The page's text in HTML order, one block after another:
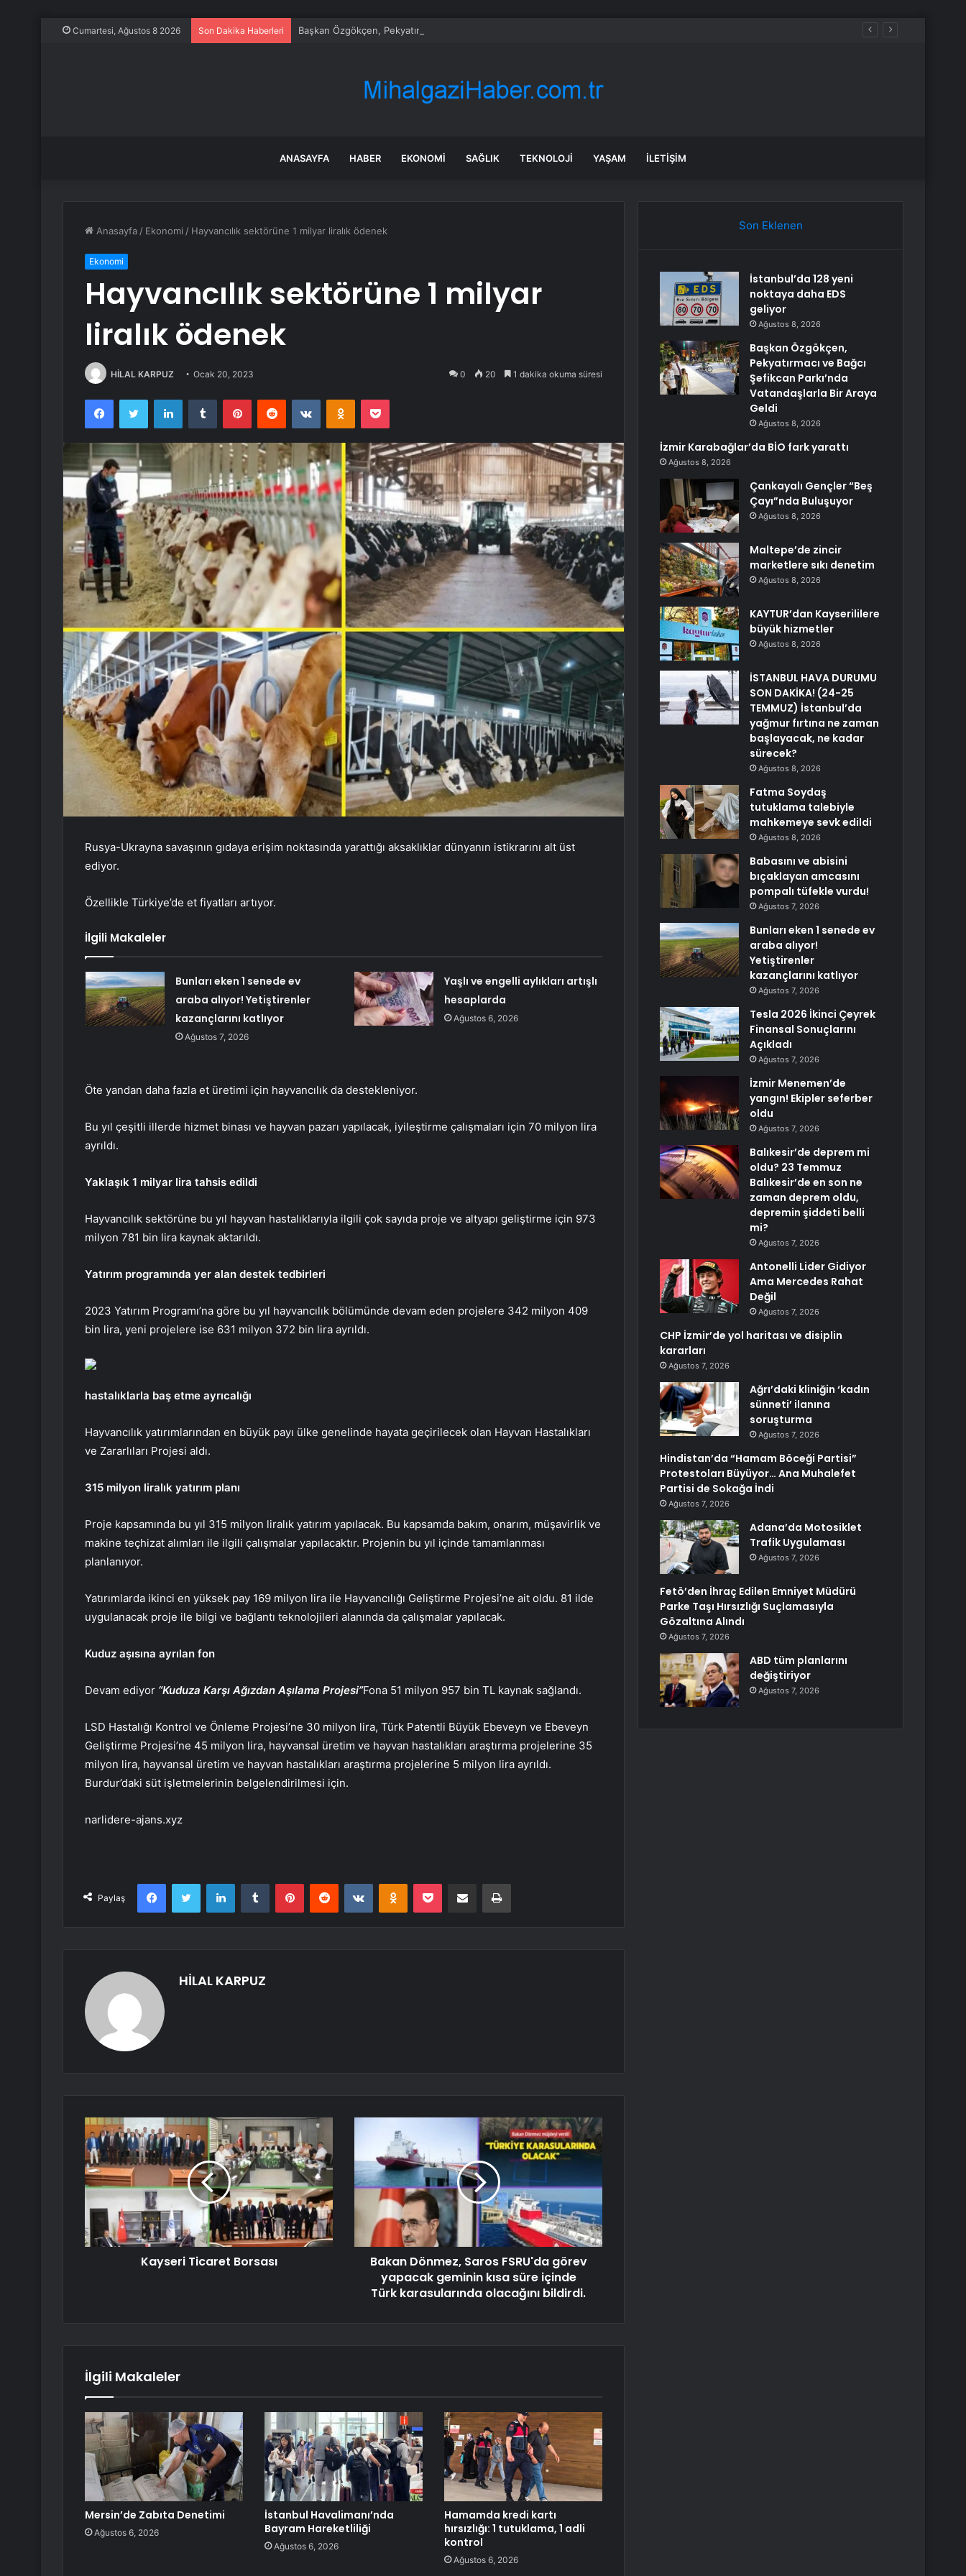
Cumartesi, Ağustos 8 2026 Son Dakika Haberleri Başkan Özgökçen, Pekyatırmacı ve Bağcı Şefikcan Parkı’nda Vatandaşlarla Bir Araya Geldi
ANASAYFA HABER EKONOMI SAĞLIK TEKNOLOJI YAŞAM İLETIŞIM
Anasayfa / Ekonomi / Hayvancılık sektörüne 1 milyar liralık ödenek
Ekonomi
Hayvancılık sektörüne 1 milyar
liralık ödenek
HİLAL KARPUZ Ocak 20, 2023 0 20 1 dakika okuma süresi
FacebookTwitter LinkedInTumblr PinterestReddit VKontakteOdnoklassniki
Pocket
Rusya-Ukrayna savaşının gıdaya erişim noktasında yarattığı aksaklıklar dünyanın istikrarını alt üst
ediyor.
Özellikle Türkiye’de et fiyatları artıyor.
İlgili Makaleler
Bunları eken 1 senede ev
araba alıyor! Yetiştirenler
kazançlarını katlıyor
Ağustos 7, 2026
Yaşlı ve engelli aylıkları artışlı
hesaplarda
Ağustos 6, 2026
Öte yandan daha fazla et üretimi için hayvancılık da destekleniyor.
Bu yıl çeşitli illerde hizmet binası ve hayvan pazarı yapılacak, iyileştirme çalışmaları için 70 milyon lira
ayrıldı.
Yaklaşık 1 milyar lira tahsis edildi
Hayvancılık sektörüne bu yıl hayvan hastalıklarıyla ilgili çok sayıda proje ve altyapı geliştirme için 973
milyon 781 bin lira kaynak aktarıldı.
Yatırım programında yer alan destek tedbirleri
2023 Yatırım Programı’na göre bu yıl hayvancılık bölümünde devam eden projelere 342 milyon 409
bin lira, yeni projelere ise 631 milyon 372 bin lira ayrıldı.
hastalıklarla baş etme ayrıcalığı
Hayvancılık yatırımlarından en büyük payı ülke genelinde hayata geçirilecek olan Hayvan Hastalıkları
ve Zararlıları Projesi aldı.
315 milyon liralık yatırım planı
Proje kapsamında bu yıl 315 milyon liralık yatırım yapılacak. Bu kapsamda bakım, onarım, müşavirlik ve
makine teçhizat alımları ile ilgili çalışmalar yapılacaktır. Projenin bu yıl içinde tamamlanması
planlanıyor.
Yatırımlarda ikinci en yüksek pay 169 milyon lira ile Hayvancılığı Geliştirme Projesi’ne ait oldu. 81 ilde
uygulanacak proje ile bilgi ve bağlantı teknolojileri alanında da çalışmalar yapılacak.
Kuduz aşısına ayrılan fon
Devam ediyor “Kuduza Karşı Ağızdan Aşılama Projesi”Fona 51 milyon 957 bin TL kaynak sağlandı.
LSD Hastalığı Kontrol ve Önleme Projesi’ne 30 milyon lira, Türk Patentli Büyük Ebeveyn ve Ebeveyn
Geliştirme Projesi’ne 45 milyon lira, hayvansal üretim ve hayvan hastalıkları araştırma projelerine 35
milyon lira, hayvansal üretim ve hayvan hastalıkları araştırma projelerine 5 milyon lira ayrıldı.
Burdur’daki süt işletmelerinin belgelendirilmesi için.
narlidere-ajans.xyz
Paylaş
FacebookTwitter LinkedInTumblr PinterestReddit VKontakteOdnoklassniki
Pocket E-Posta ile paylaş Yazdır
HİLAL KARPUZ
Kayseri Ticaret Borsası
Bakan Dönmez, Saros FSRU'da görev
yapacak geminin kısa süre içinde
Türk karasularında olacağını bildirdi.
İlgili Makaleler
Mersin’de Zabıta Denetimi
Ağustos 6, 2026
İstanbul Havalimanı’nda
Bayram Hareketliliği
Ağustos 6, 2026
Hamamda kredi kartı
hırsızlığı: 1 tutuklama, 1 adli
kontrol
Ağustos 6, 2026
Son Eklenen
İstanbul’da 128 yeni
noktaya daha EDS
geliyor
Ağustos 8, 2026
Başkan Özgökçen,
Pekyatırmacı ve Bağcı
Şefikcan Parkı’nda
Vatandaşlarla Bir Araya
Geldi
Ağustos 8, 2026
İzmir Karabağlar’da BİO fark yarattı
Ağustos 8, 2026
Çankayalı Gençler “Beş
Çayı”nda Buluşuyor
Ağustos 8, 2026
Maltepe’de zincir
marketlere sıkı denetim
Ağustos 8, 2026
KAYTUR’dan Kayserililere
büyük hizmetler
Ağustos 8, 2026
İSTANBUL HAVA DURUMU
SON DAKİKA! (24-25
TEMMUZ) İstanbul’da
yağmur fırtına ne zaman
başlayacak, ne kadar
sürecek?
Ağustos 8, 2026
Fatma Soydaş
tutuklama talebiyle
mahkemeye sevk edildi
Ağustos 8, 2026
Babasını ve abisini
bıçaklayan amcasını
pompalı tüfekle vurdu!
Ağustos 7, 2026
Bunları eken 1 senede ev
araba alıyor!
Yetiştirenler
kazançlarını katlıyor
Ağustos 7, 2026
Tesla 2026 İkinci Çeyrek
Finansal Sonuçlarını
Açıkladı
Ağustos 7, 2026
İzmir Menemen’de
yangın! Ekipler seferber
oldu
Ağustos 7, 2026
Balıkesir’de deprem mi
oldu? 23 Temmuz
Balıkesir’de en son ne
zaman deprem oldu,
depremin şiddeti belli
mi?
Ağustos 7, 2026
Antonelli Lider Gidiyor
Ama Mercedes Rahat
Değil
Ağustos 7, 2026
CHP İzmir’de yol haritası ve disiplin
kararları
Ağustos 7, 2026
Ağrı’daki kliniğin ‘kadın
sünneti’ ilanına
soruşturma
Ağustos 7, 2026
Hindistan’da “Hamam Böceği Partisi”
Protestoları Büyüyor… Ana Muhalefet
Partisi de Sokağa İndi
Ağustos 7, 2026
Adana’da Motosiklet
Trafik Uygulaması
Ağustos 7, 2026
Fetö’den İhraç Edilen Emniyet Müdürü
Parke Taşı Hırsızlığı Suçlamasıyla
Gözaltına Alındı
Ağustos 7, 2026
ABD tüm planlarını
değiştiriyor
Ağustos 7, 2026